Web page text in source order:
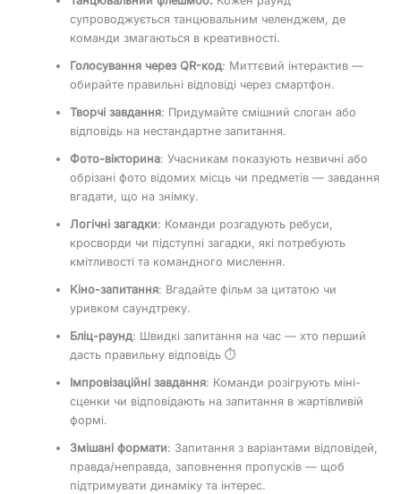
супроводжується танцювальним челенджем, де
команди змагаються в креативності.
Голосування через QR-код: Миттєвий інтерактив —
обирайте правильні відповіді через смартфон.
Творчі завдання: Придумайте смішний слоган або
відповідь на нестандартне запитання.
Фото-вікторина: Учасникам показують незвичні або
обрізані фото відомих місць чи предметів — завдання
вгадати, що на знімку.
Логічні загадки: Команди розгадують ребуси,
кросворди чи підступні загадки, які потребують
кмітливості та командного мислення.
Кіно-запитання: Вгадайте фільм за цитатою чи
уривком саундтреку.
Бліц-раунд: Швидкі запитання на час — хто перший
дасть правильну відповідь ⏱
Імпровізаційні завдання: Команди розігрують міні-
сценки чи відповідають на запитання в жартівливій
формі.
Змішані формати: Запитання з варіантами відповідей,
правда/неправда, заповнення пропусків — щоб
підтримувати динаміку та інтерес.